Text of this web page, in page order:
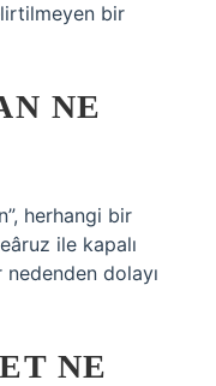
bir
NE
herhangi bir
ile kapalı
dolayı
NE